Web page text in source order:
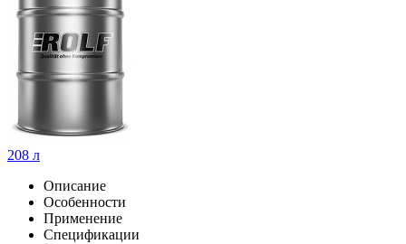
208 л
Описание
Особенности
Применение
Спецификации